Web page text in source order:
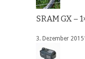
SRAM GX –
3. Dezember 2015